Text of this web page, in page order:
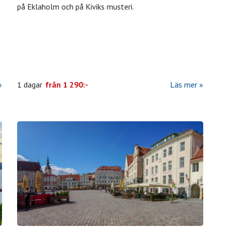
på Eklaholm och på Kiviks musteri.
1 dagar från 1 290:- Läs mer